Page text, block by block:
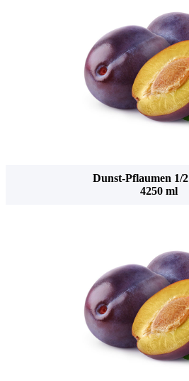
Dunst-Pflaumen 1/
4250 ml